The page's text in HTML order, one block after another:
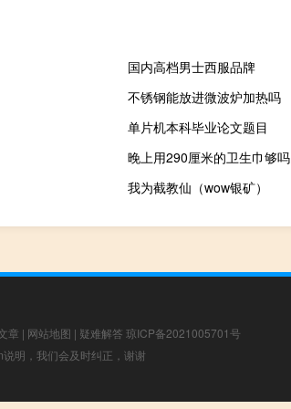
国内高档男士西服品牌
不锈钢能放进微波炉加热吗
单片机本科毕业论文题目
晚上用290厘米的卫生巾够吗
我为截教仙（wow银矿）
章 | 网站地图 | 疑难解答 琼ICP备2021005701号
明，我们会及时纠正，谢谢